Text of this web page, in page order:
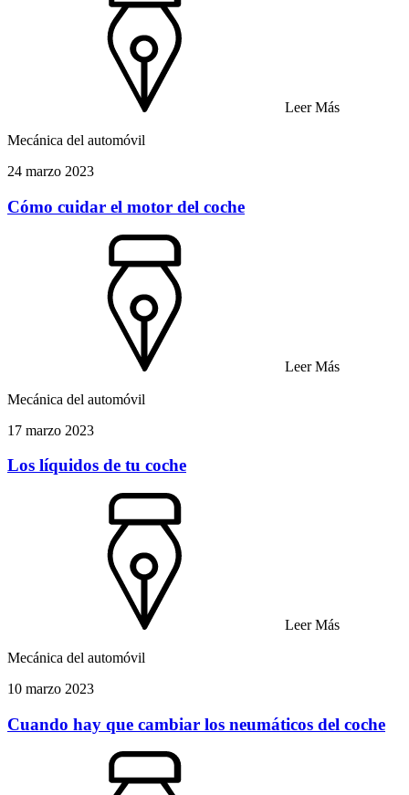
Leer Más
Mecánica del automóvil
24 marzo 2023
Cómo cuidar el motor del coche
Leer Más
Mecánica del automóvil
17 marzo 2023
Los líquidos de tu coche
Leer Más
Mecánica del automóvil
10 marzo 2023
Cuando hay que cambiar los neumáticos del coche